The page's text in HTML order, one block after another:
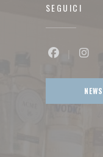
nuova finestra))
SEGUICI
Facebook